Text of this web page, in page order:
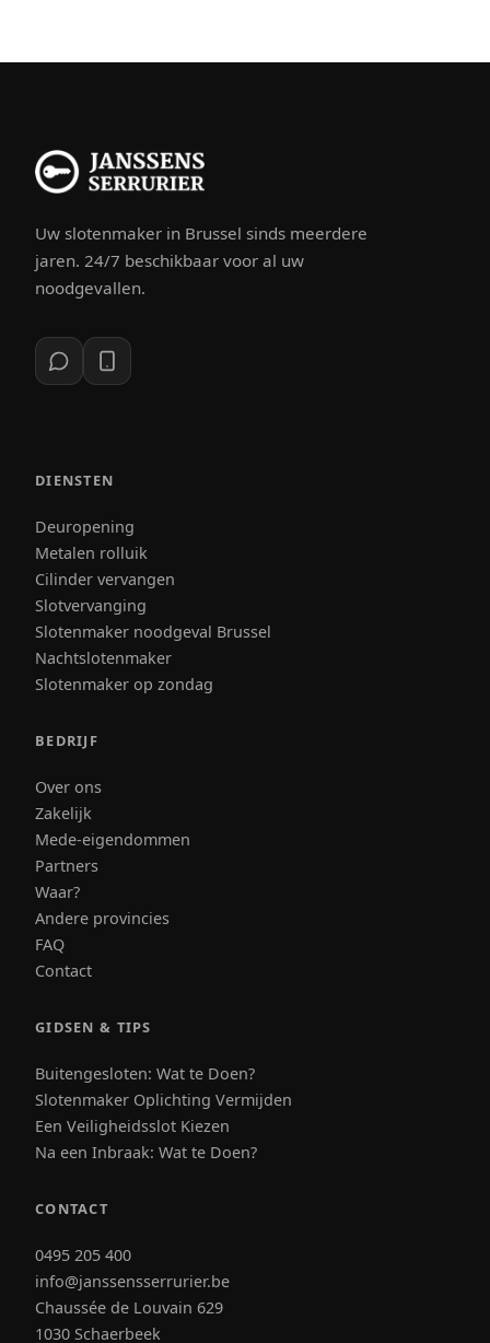
Uw slotenmaker in Brussel sinds meerdere
jaren. 24/7 beschikbaar voor al uw
noodgevallen.
DIENSTEN
Deuropening
Metalen rolluik
Cilinder vervangen
Slotvervanging
Slotenmaker noodgeval Brussel
Nachtslotenmaker
Slotenmaker op zondag
BEDRIJF
Over ons
Zakelijk
Mede-eigendommen
Partners
Waar?
Andere provincies
FAQ
Contact
GIDSEN & TIPS
Buitengesloten: Wat te Doen?
Slotenmaker Oplichting Vermijden
Een Veiligheidsslot Kiezen
Na een Inbraak: Wat te Doen?
CONTACT
0495 205 400
info@janssensserrurier.be
Chaussée de Louvain 629
1030 Schaerbeek